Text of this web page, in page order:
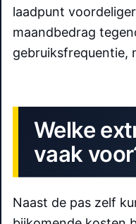
laadpunt
maandbedrag
gebruiksfrequentie,
Welke
vaak
Naast de pas zelf